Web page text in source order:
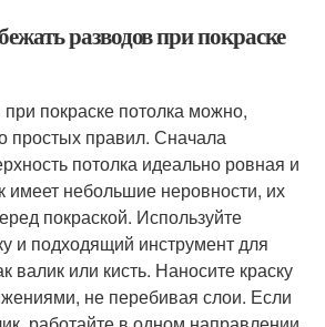
разводов при покраске
покраске потолка можно,
простых правил. Сначала
потолка идеально ровная и
имеет небольшие неровности, их
покраской. Используйте
и подходящий инструмент для
валик или кисть. Наносите краску
не перебивая слои. Если